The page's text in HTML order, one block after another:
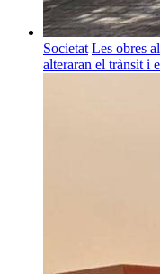
Societat Les obres
alteraran el trànsit i